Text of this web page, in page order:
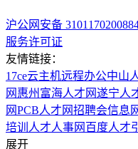
沪公网安备
服务许可证
友情链接：
17ce云主机远程办公中山
网 惠州富海人才网遂宁人
网PCB人才网招聘会信息
培训 人才人事网 百度人才
展开